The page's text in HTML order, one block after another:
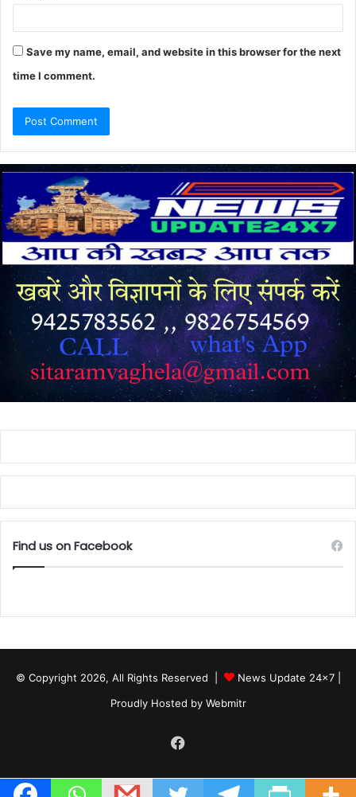
Save my name, email, and website in this browser for the next
time I comment.
Find us on Facebook
© Copyright 2026, All Rights Reserved | News Update 24x7|
Proudly Hosted by Webmitr
Facebook